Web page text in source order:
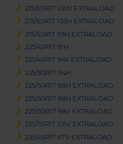
215/60R17 100V EXTRALOAD
215/65R17 103H EXTRALOAD
215/65R17 99H EXTRALOAD
225/45R17 91H
225/45R17 94V EXTRALOAD
225/50R17 94H
225/50R17 98H EXTRALOAD
225/50R17 98H EXTRALOAD
225/50R17 98V EXTRALOAD
225/55R17 101V EXTRALOAD
235/45R17 97V EXTRALOAD